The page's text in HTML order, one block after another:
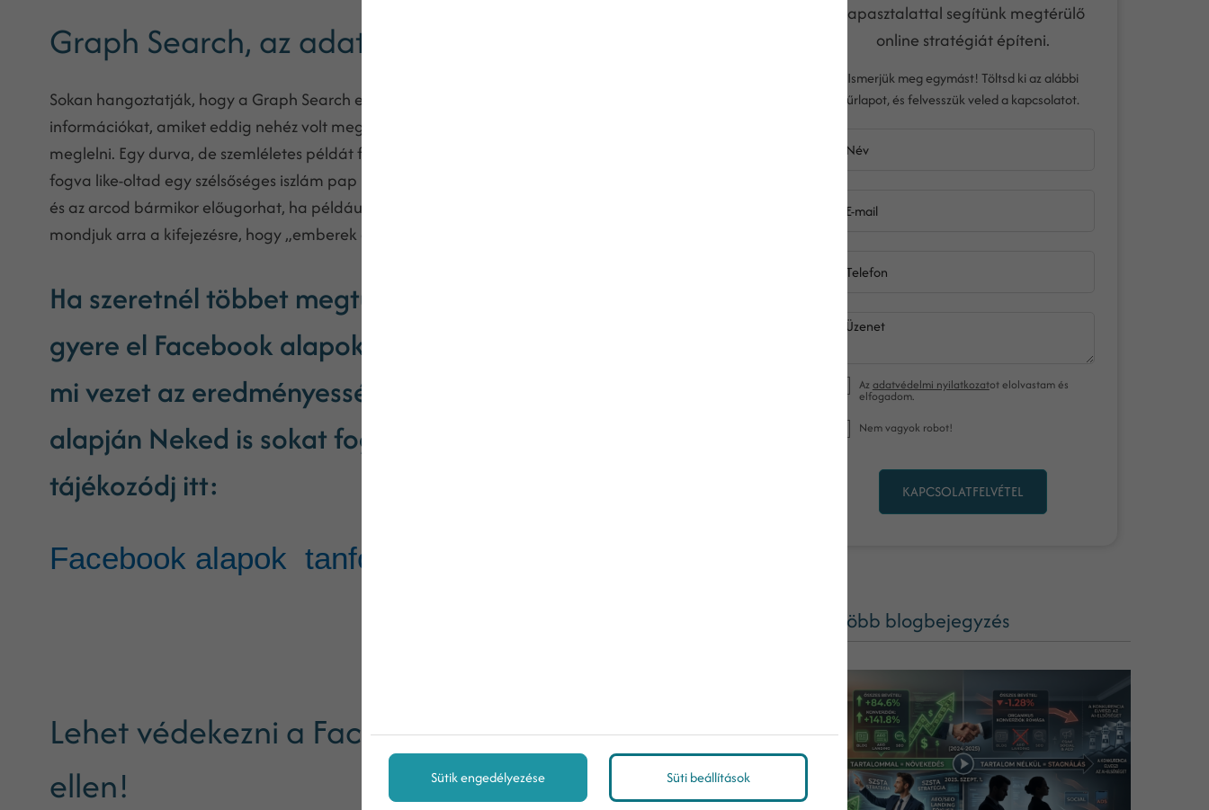
Graph Search, az adatvédelmi rémálom
Sokan hangoztatják, hogy a Graph Search egy igazi adatvédelmi rémálom lesz, hiszen azokat az
információkat, amiket eddig nehéz volt megtalálni, azt az új kereső segítségével gyerekjáték lesz
meglelni. Egy durva, de szemléletes példát felhozva tegyük fel, hogy 3 évvel ezelőtt valamilyen oknál
fogva like-oltad egy szélsőséges iszlám pap mondjuk Anwar al-Awlaki fényképét, akkor most a neved
és az arcod bármikor előugorhat, ha például az FBI vagy bárki más rákeres a Graph Search-ben
mondjuk arra a kifejezésre, hogy „emberek akik like-olták Anwar al-Awlaki-t”
Ha szeretnél többet megtudni a Facebook használatáról,
gyere el Facebook alapok tanfolyamunkra és tanuld meg,
mi vezet az eredményességhez! 1.2 millió rajongónk
alapján Neked is sokat fogunk tudni segíteni... Részletekről
tájékozódj itt:
Facebook alapok tanfolyam!
Lehet védekezni a Facebbok-os közösségi kereső
ellen!
tapasztalattal segítünk megtérülő
online stratégiát építeni.
Ismerjük meg egymást! Töltsd ki az alábbi
űrlapot, és felvesszük veled a kapcsolatot.
Név
E-mail
Telefon
Üzenet
Azadatvédelmi nyilatkozatot elolvastam és
elfogadom.
Nem vagyok robot!
KAPCSOLATFELVÉTEL
Még több blogbejegyzés
Sütik engedélyezése Süti beállítások